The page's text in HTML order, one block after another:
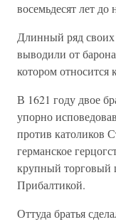
восемьдесят лет
Длинный ряд своих
выводили от
котором относится
В 1621 году двое
упорно
против католиков
германское
крупный торговый
Прибалтикой.
Оттуда братья